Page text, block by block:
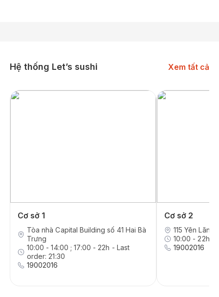
Hệ thống Let’s sushi Xem tất cả
Cơ sở 1
Tòa nhà Capital Building số 41 Hai Bà
Trưng
10:00 - 14:00 ; 17:00 - 22h - Last
order: 21:30
19002016
Cơ sở 2
115 Yên
10:00 - 22h -
19002016